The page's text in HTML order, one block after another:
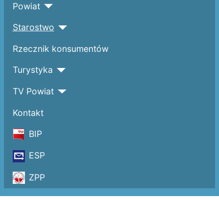
Powiat
Starostwo
Rzecznik konsumentów
Turystyka
TV Powiat
Kontakt
BIP
ESP
ZPP